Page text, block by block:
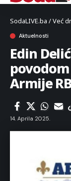
SodaLIVE.ba / Već
Aktuelnosti
Edin
Armije
14. Aprila 2025.